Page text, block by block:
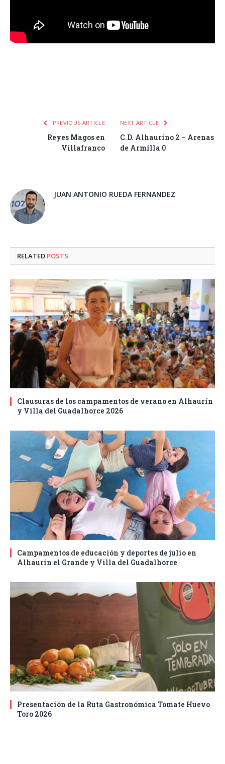
PREVIOUS ARTICLE
Reyes Magos en
Villafranco
NEXT ARTICLE
C.D. Alhaurino 2 – Arenas
de Armilla 0
JUAN ANTONIO RUEDA FERNANDEZ
RELATED POSTS
Clausuras de los campamentos de verano en Alhaurín
y Villa del Guadalhorce 2026
Campamentos de educación y deportes de julio en
Alhaurín el Grande y Villa del Guadalhorce
Presentación de la Ruta Gastronómica Tomate Huevo
Toro 2026